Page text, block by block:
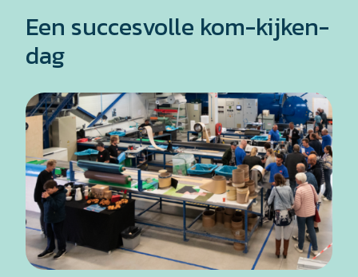
Een succesvolle kom-kijken-
dag